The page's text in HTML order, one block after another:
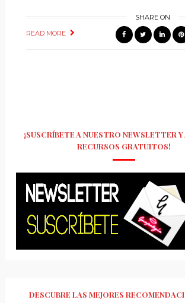
READ MORE
SHARE ON
¡SUSCRÍBETE A NUESTRO NEWSLETTER Y
RECURSOS GRATUITOS!
DESCUBRE LAS MEJORES